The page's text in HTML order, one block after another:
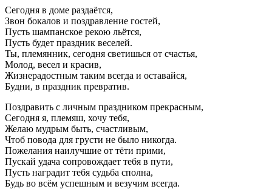
Сегодня в доме раздаётся,
Звон бокалов и поздравление гостей,
Пусть шампанское рекою льётся,
Пусть будет праздник веселей.
Ты, племянник, сегодня светишься от счастья,
Молод, весел и красив,
Жизнерадостным таким всегда и оставайся,
Будни, в праздник превратив.
Поздравить с личным праздником прекрасным,
Сегодня я, племяш, хочу тебя,
Желаю мудрым быть, счастливым,
Чтоб повода для грусти не было никогда.
Пожелания наилучшие от тёти прими,
Пускай удача сопровождает тебя в пути,
Пусть наградит тебя судьба сполна,
Будь во всём успешным и везучим всегда.